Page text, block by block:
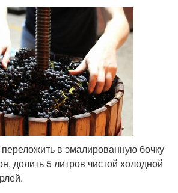
в эмалированную бочку
долить 5 литров чистой холодной